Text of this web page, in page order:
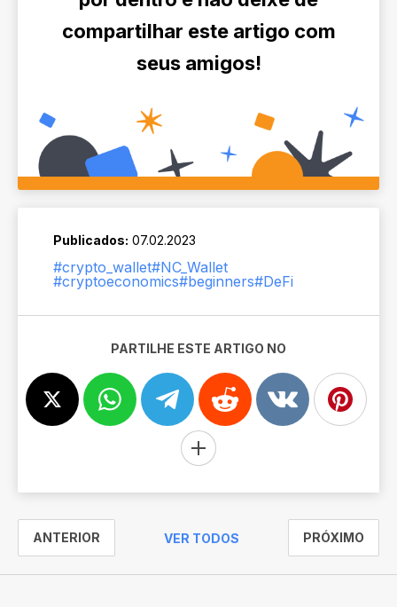
compartilhar este artigo com
seus amigos!
Publicados: 07.02.2023
#crypto_wallet#NC_Wallet
#cryptoeconomics#beginners#DeFi
PARTILHE ESTE ARTIGO NO
ANTERIOR VER TODOS PRÓXIMO